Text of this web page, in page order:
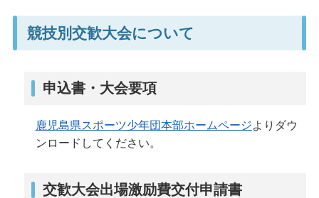
競技別交歓大会について
申込書・大会要項
鹿児島県スポーツ少年団本部ホームページよりダウ
ンロードしてください。
交歓大会出場激励費交付申請書